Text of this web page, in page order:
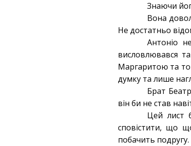
Знаючи
Вона
Не достатньо
Антоніо
висловлювався
Маргаритою та
думку та лише
Брат
він би не став
Цей лист
сповістити, що
побачить подругу.